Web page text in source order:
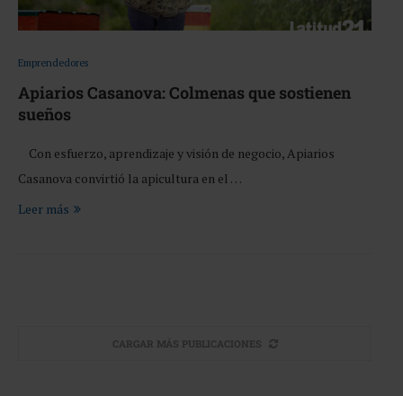
Emprendedores
Apiarios Casanova: Colmenas que sostienen
sueños
Con esfuerzo, aprendizaje y visión de negocio, Apiarios
Casanova convirtió la apicultura en el …
Leer más
CARGAR MÁS PUBLICACIONES